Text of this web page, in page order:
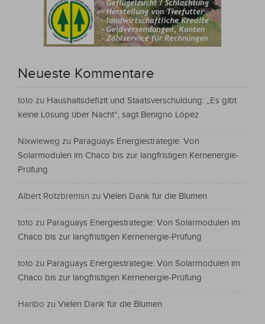
Neueste Kommentare
toto zu Haushaltsdefizit und Staatsverschuldung: „Es gibt
keine Lösung über Nacht“, sagt Benigno López
Nixwieweg zu Paraguays Energiestrategie: Von
Solarmodulen im Chaco bis zur langfristigen Kernenergie-
Prüfung
Albert Rotzbremsn zu Vielen Dank für die Blumen
toto zu Paraguays Energiestrategie: Von Solarmodulen im
Chaco bis zur langfristigen Kernenergie-Prüfung
toto zu Paraguays Energiestrategie: Von Solarmodulen im
Chaco bis zur langfristigen Kernenergie-Prüfung
Haribo zu Vielen Dank für die Blumen